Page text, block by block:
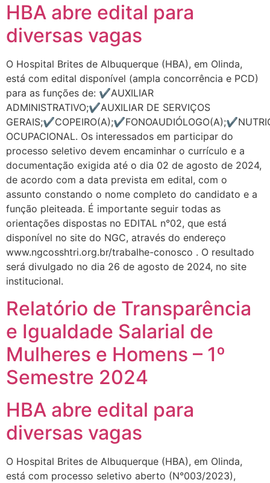
HBA abre edital para
diversas vagas
O Hospital Brites de Albuquerque (HBA), em Olinda,
está com edital disponível (ampla concorrência e PCD)
para as funções de: ✔️AUXILIAR
ADMINISTRATIVO;✔️AUXILIAR DE SERVIÇOS
OCUPACIONAL. Os interessados em participar do
processo seletivo devem encaminhar o currículo e a
documentação exigida até o dia 02 de agosto de 2024,
de acordo com a data prevista em edital, com o
assunto constando o nome completo do candidato e a
função pleiteada. É importante seguir todas as
orientações dispostas no EDITAL n°02, que está
disponível no site do NGC, através do endereço
www.ngcosshtri.org.br/trabalhe-conosco . O resultado
será divulgado no dia 26 de agosto de 2024, no site
institucional.
Relatório de Transparência
e Igualdade Salarial de
Mulheres e Homens – 1º
Semestre 2024
HBA abre edital para
diversas vagas
O Hospital Brites de Albuquerque (HBA), em Olinda,
está com processo seletivo aberto (N°003/2023),